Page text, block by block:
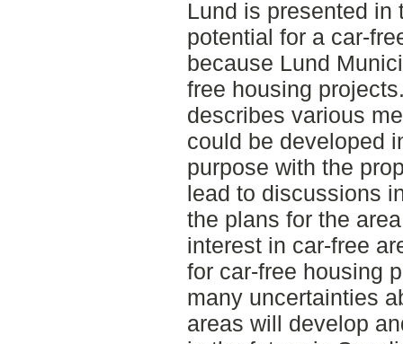
Lund is presented in
potential for a car-
because Lund
free housing
describes various
could be developed
purpose with the
lead to discussions
the plans for the
interest in car-free
for car-free housing
many uncertainties
areas will develop